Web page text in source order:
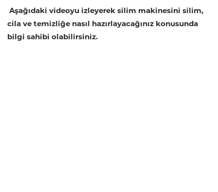
Aşağıdaki videoyu izleyerek silim makinesini silim,
cila ve temizliğe nasıl hazırlayacağınız konusunda
bilgi sahibi olabilirsiniz.